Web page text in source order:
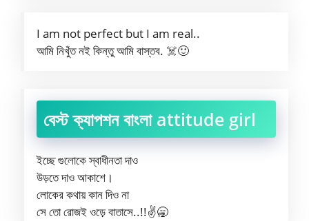
I am not perfect but I am real..
আমি নিখুঁত নই কিন্তু আমি বাস্তব. ☠️🙂
বেস্ট ক্যাপশন বাংলা attitude girl
ইচ্ছে গুলোকে স্বাধীনতা দাও
উড়তে দাও আকাশে।
লোকের কথায় কান দিও না
সে তো রোজই ওড়ে বাতাসে..!!✌️🥱